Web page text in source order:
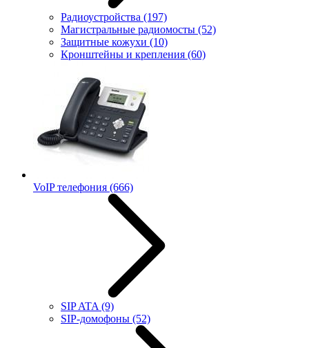
Радиоустройства (197)
Магистральные радиомосты (52)
Защитные кожухи (10)
Кронштейны и крепления (60)
VoIP телефония (666)
SIP ATA (9)
SIP-домофоны (52)